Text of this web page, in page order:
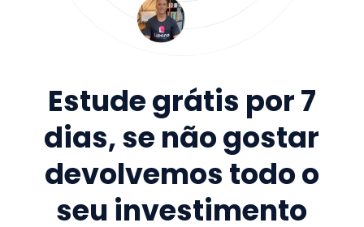
Estude grátis por 7
dias, se não gostar
devolvemos todo o
seu investimento